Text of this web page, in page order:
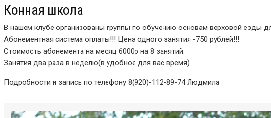
Конная школа
В нашем клубе организованы группы по обучению основам верховой езды
Абонементная система оплаты!!! Цена одного занятия -750 рублей!!!
Стоимость абонемента на месяц 6000р на 8 занятий.
Занятия два раза в неделю(в удобное для вас время).
Подробности и запись по телефону 8(920)-112-89-74 Людмила